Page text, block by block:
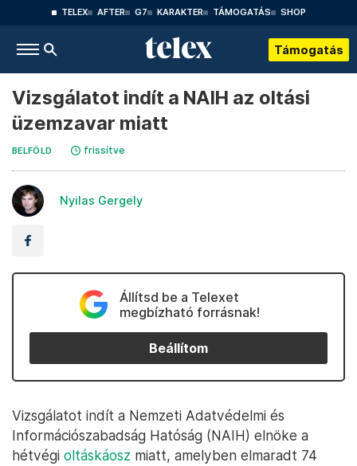
TELEX AFTER G7 KARAKTER TÁMOGATÁS SHOP
Támogatás
Vizsgálatot indít a NAIH az oltási
üzemzavar miatt
BELFÖLD frissítve
Nyilas Gergely
Állítsd be a Telexet
megbízható forrásnak!
Beállítom
Vizsgálatot indít a Nemzeti Adatvédelmi és
Információszabadság Hatóság (NAIH) elnöke a
hétvégi oltáskáosz miatt, amelyben elmaradt 74